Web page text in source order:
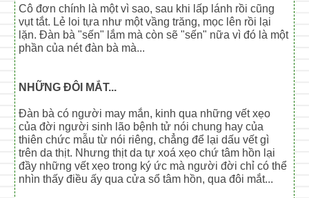
Cô đơn chính là một vì sao, sau khi lấp lánh rồi cũng
vụt tắt. Lẻ loi tựa như một vầng trăng, mọc lên rồi lại
lặn. Đàn bà "sến" lắm mà còn sẽ "sến" nữa vì đó là một
phần của nét đàn bà mà...
NHỮNG ĐÔI MẮT...
Đàn bà có người may mắn, kinh qua những vết xẹo
của đời người sinh lão bệnh tử nói chung hay của
thiên chức mẫu từ nói riêng, chẳng để lại dấu vết gì
trên da thịt. Nhưng thịt da tự xoá xẹo chứ tâm hồn lại
đầy những vết xẹo trong ký ức mà người đời chỉ có thể
nhìn thấy điều ấy qua cửa sổ tâm hồn, qua đôi mắt...